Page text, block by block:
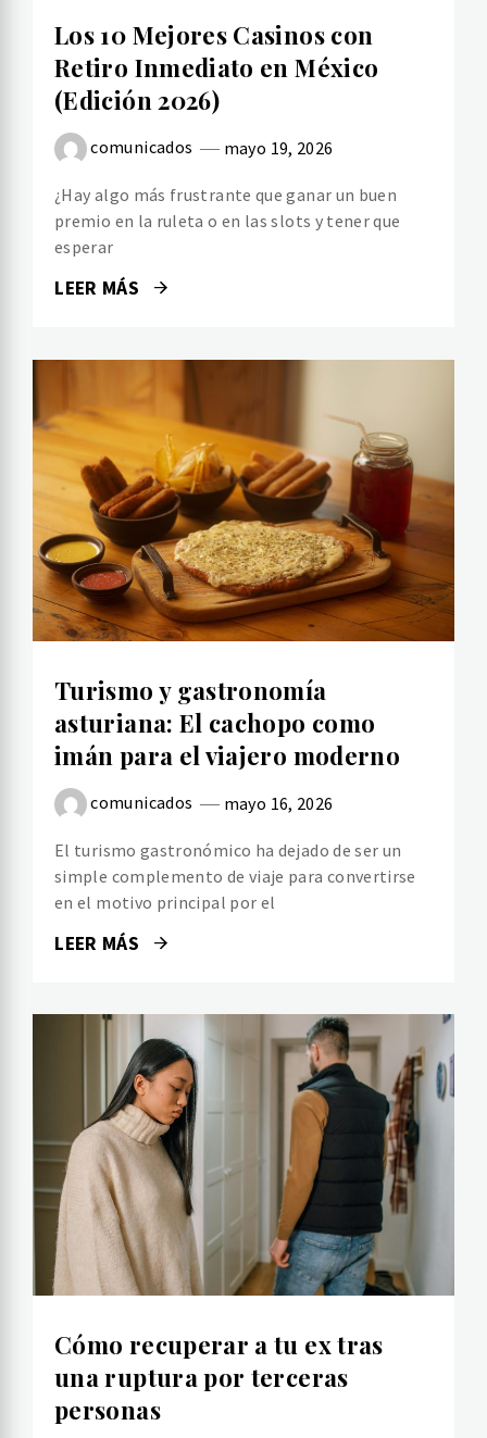
Los 10 Mejores Casinos con
Retiro Inmediato en México
(Edición 2026)
comunicados mayo 19, 2026
¿Hay algo más frustrante que ganar un buen
premio en la ruleta o en las slots y tener que
esperar
LEER MÁS
Turismo y gastronomía
asturiana: El cachopo como
imán para el viajero moderno
comunicados mayo 16, 2026
El turismo gastronómico ha dejado de ser un
simple complemento de viaje para convertirse
en el motivo principal por el
LEER MÁS
Cómo recuperar a tu ex tras
una ruptura por terceras
personas